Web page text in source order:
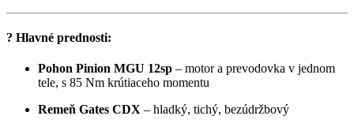
? Hlavné prednosti:
Pohon Pinion MGU 12sp – motor a prevodovka v jednom
tele, s 85 Nm krútiaceho momentu
Remeň Gates CDX – hladký, tichý, bezúdržbový